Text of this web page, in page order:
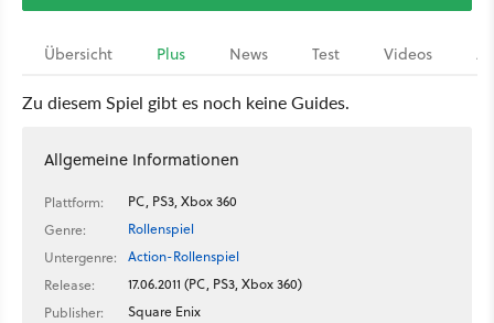
Übersicht Plus News Test Videos
Zu diesem Spiel gibt es noch keine Guides.
Allgemeine Informationen
Plattform:
PC, PS3, Xbox 360
Genre:
Rollenspiel
Untergenre:
Action-Rollenspiel
Release:
17.06.2011 (PC, PS3, Xbox 360)
Publisher:
Square Enix